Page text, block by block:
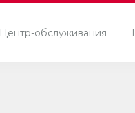
Центр-обслуживания